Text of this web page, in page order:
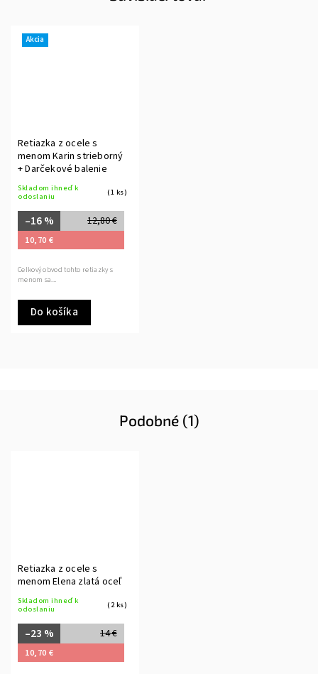
Akcia
Retiazka z ocele s
menom Karin strieborný
+ Darčekové balenie
Skladom ihneď k
odoslaniu
(1 ks)
12,80 €
–16 %
10,70 €
Do košíka
Celkový obvod tohto retiazky s
menom sa...
Podobné (1)
Retiazka z ocele s
menom Elena zlatá oceľ
Skladom ihneď k
odoslaniu
(2 ks)
14 €
–23 %
10,70 €